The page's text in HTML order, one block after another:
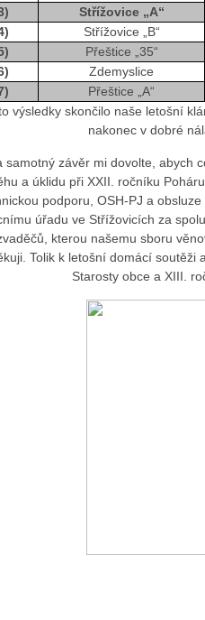
Střížovice „A“
Střížovice „B“
Přeštice „35“
Zdemyslice
Přeštice „A“
výsledky skončilo naše letošní
nakonec v dobré
samotný závěr mi dovolte, abych
a úklidu při XXII. ročníku
podporu, OSH-PJ a
úřadu ve Střížovicích za
kterou našemu sboru
Tolik k letošní domácí soutěži
Starosty obce a XIII.